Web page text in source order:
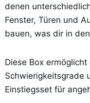
denen
Fenster, Türen und
bauen, was dir in
Diese Box
Schwierigkeitsgrade
Einstiegsset für